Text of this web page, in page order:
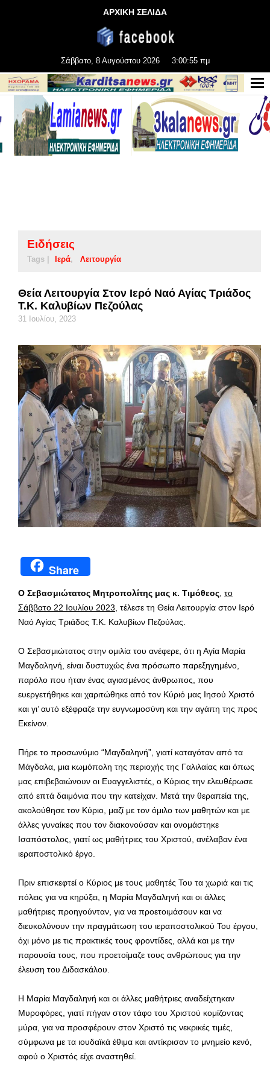
ΑΡΧΙΚΗ ΣΕΛΙΔΑ
Σάββατο, 8 Αυγούστου 2026 3:00:56 πμ
Ειδήσεις
Tags | Ιερά Λειτουργία
Θεία Λειτουργία Στον Ιερό Ναό Αγίας Τριάδος
Τ.Κ. Καλυβίων Πεζούλας
31 Ιουλίου, 2023
Share
Ο Σεβασμιώτατος Μητροπολίτης μας κ. Τιμόθεος το
Σάββατο 22 Ιουλίου 2023 , τέλεσε τη Θεία Λειτουργία στον Ιερό
Ναό Αγίας Τριάδος Τ.Κ. Καλυβίων Πεζούλας.
Ο Σεβασμιώτατος στην ομιλία του ανέφερε, ότι η Αγία Μαρία
Μαγδαληνή, είναι δυστυχώς ένα πρόσωπο παρεξηγημένο,
παρόλο που ήταν ένας αγιασμένος άνθρωπος, που
ευεργετήθηκε και χαριτώθηκε από τον Κύριό μας Ιησού Χριστό
και γι’ αυτό εξέφραζε την ευγνωμοσύνη και την αγάπη της προς
Εκείνον.
Πήρε το προσωνύμιο “Μαγδαληνή”, γιατί καταγόταν από τα
Μάγδαλα, μια κωμόπολη της περιοχής της Γαλιλαίας και όπως
μας επιβεβαιώνουν οι Ευαγγελιστές, ο Κύριος την ελευθέρωσε
από επτά δαιμόνια που την κατείχαν. Μετά την θεραπεία της,
ακολούθησε τον Κύριο, μαζί με τον όμιλο των μαθητών και με
άλλες γυναίκες που τον διακονούσαν και ονομάστηκε
Ισαπόστολος, γιατί ως μαθήτριες του Χριστού, ανέλαβαν ένα
ιεραποστολικό έργο.
Πριν επισκεφτεί ο Κύριος με τους μαθητές Του τα χωριά και τις
πόλεις για να κηρύξει, η Μαρία Μαγδαληνή και οι άλλες
μαθήτριες προηγούνταν, για να προετοιμάσουν και να
διευκολύνουν την πραγμάτωση του ιεραποστολικού Του έργου,
όχι μόνο με τις πρακτικές τους φροντίδες, αλλά και με την
παρουσία τους, που προετοίμαζε τους ανθρώπους για την
έλευση του Διδασκάλου.
Η Μαρία Μαγδαληνή και οι άλλες μαθήτριες αναδείχτηκαν
Μυροφόρες, γιατί πήγαν στον τάφο του Χριστού κομίζοντας
μύρα, για να προσφέρουν στον Χριστό τις νεκρικές τιμές,
σύμφωνα με τα ιουδαϊκά έθιμα και αντίκρισαν το μνημείο κενό,
αφού ο Χριστός είχε αναστηθεί.